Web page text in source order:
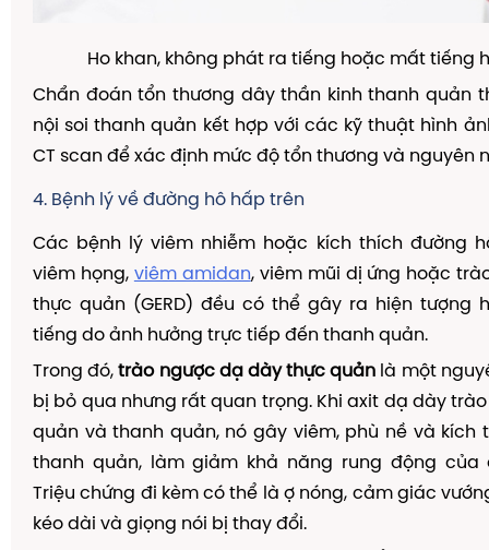
Ho khan, không phát ra tiếng hoặc mất tiếng
Chẩn đoán tổn thương dây thần kinh thanh quản
nội soi thanh quản kết hợp với các kỹ thuật hình
CT scan để xác định mức độ tổn thương và nguyên
4. Bệnh lý về đường hô hấp trên
Các bệnh lý viêm nhiễm hoặc kích thích đường
viêm họng, viêm amidan, viêm mũi dị ứng hoặc
thực quản (GERD) đều có thể gây ra hiện tượng
tiếng do ảnh hưởng trực tiếp đến thanh quản.
Trong đó,trào ngược dạ dày thực quản là một
bị bỏ qua nhưng rất quan trọng. Khi axit dạ dày
quản và thanh quản, nó gây viêm, phù nề và kích
thanh quản, làm giảm khả năng rung động của
Triệu chứng đi kèm có thể là ợ nóng, cảm giác
kéo dài và giọng nói bị thay đổi.